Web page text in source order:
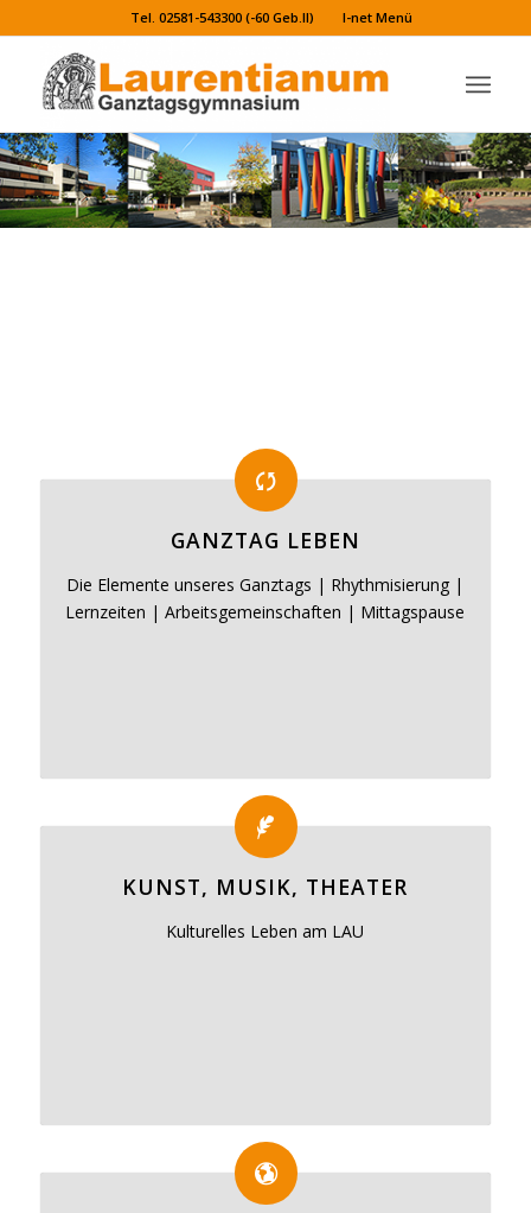
Tel. 02581-543300 (-60 Geb.II) I-net Menü
GANZTAG LEBEN
Die Elemente unseres Ganztags | Rhythmisierung |
Lernzeiten | Arbeitsgemeinschaften | Mittagspause
KUNST, MUSIK, THEATER
Kulturelles Leben am LAU